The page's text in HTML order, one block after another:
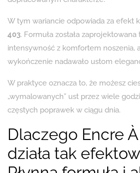
W tym wariancie odpowiada za efekt
403. Formuła została zaprojektowana
intensywność z komfortem noszenia,
wykończenie nadawało ustom
W praktyce oznacza to, że możesz
„wymalowanych” ust przez wiele
częstych poprawek w ciągu dnia.
Dlaczego Encre
działa tak